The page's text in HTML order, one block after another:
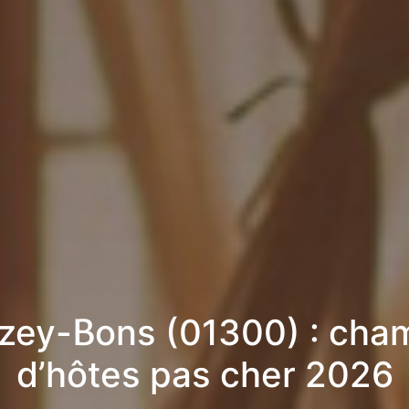
Bons (01300) :
d’hôtes pas cher 2026